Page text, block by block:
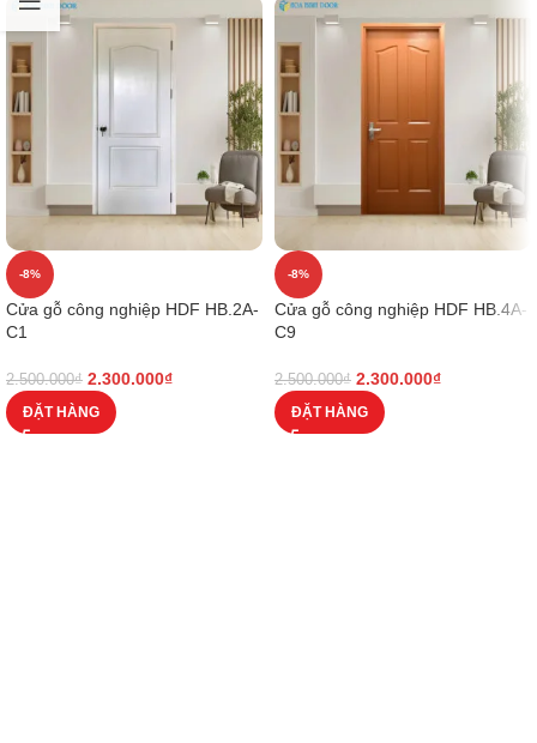
-8%
Cửa gỗ công nghiệp HDF HB.2A-
C1
2.500.000₫ 2.300.000₫
ĐẶT HÀNG
-8%
Cửa gỗ công nghiệp HDF HB.4A-
C9
2.500.000₫ 2.300.000₫
ĐẶT HÀNG